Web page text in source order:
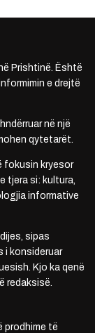
Prishtinë. Është
e drejtë
në një
qytetarët.
fokusin kryesor
tjera si: kultura,
informative
sipas
i konsideruar
Kjo ka qenë
redaksisë.
prodhime të